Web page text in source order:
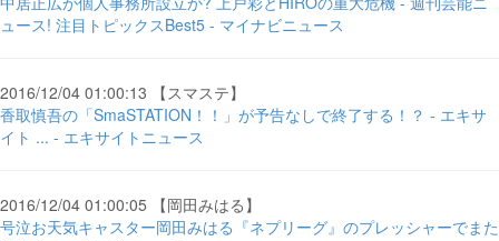
ュース! 注目トピックスBest5 - マイナビニュース
2016/12/04 01:00:13 【スマステ】
香取慎吾の「SmaSTATION！！」が予告なしで終了する！？ - エキサ
イト ... - エキサイトニュース
2016/12/04 01:00:05 【岡田みはる】
号泣お天気キャスター岡田みはる『ネプリーグ』のプレッシャーでまた